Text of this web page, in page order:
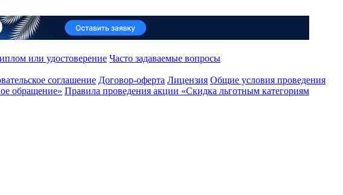
или удостоверение Часто задаваемые вопросы
соглашение Договор-оферта Лицензия Общие условия проведения
обращение» Правила проведения акции «Скидка льготным категориям